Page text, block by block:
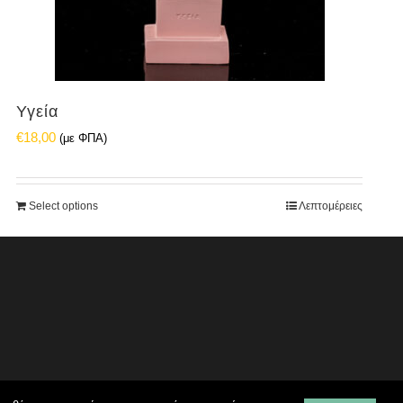
Υγεία
€18,00 (με ΦΠΑ)
Select options Λεπτομέρειες